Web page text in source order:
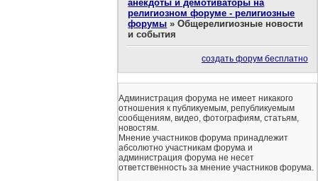
анекдоты и демотиваторы на
религиозном форуме - религиозные
форумы »Общерелигиозные новости
и события
создать форум бесплатно
Администрация форума не имеет никакого
отношения к публикуемым, републикуемым
сообщениям, видео, фотографиям, статьям,
новостям.
Мнение участников форума принадлежит
абсолютно участникам форума и
администрация форума не несет
ответственность за мнение участников форума.